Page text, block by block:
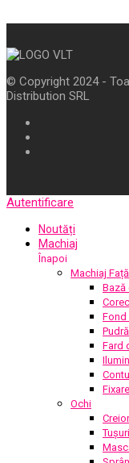
© Copyright 2024 -
Distribution SRL
Autentificare
Noutăți
Machiaj
Înapoi
Machiaj Față
Bază
Fond
Pudră
Fard
Fixare
Ochi